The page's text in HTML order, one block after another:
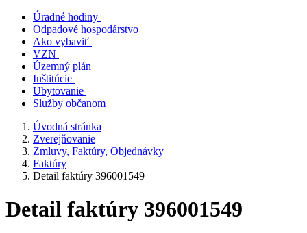
Úradné hodiny
Odpadové hospodárstvo
Ako vybaviť
VZN
Územný plán
Inštitúcie
Ubytovanie
Služby občanom
Úvodná stránka
Zverejňovanie
Zmluvy, Faktúry, Objednávky
Faktúry
Detail faktúry 396001549
Detail faktúry 396001549